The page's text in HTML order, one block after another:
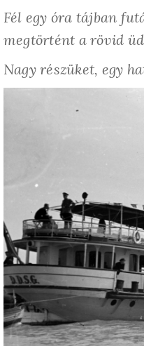
Fél egy óra tájban
megtörtént a rövid
Nagy részüket, egy